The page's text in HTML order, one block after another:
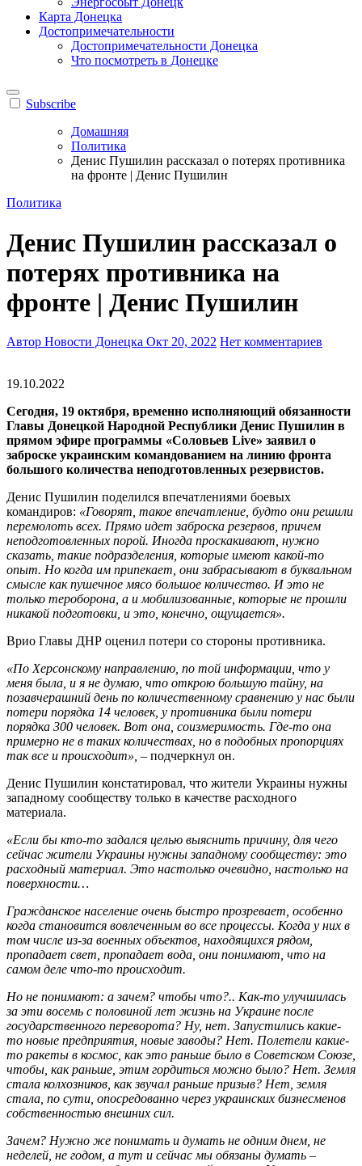
Карта Донецка
Достопримечательности
Достопримечательности Донецка
Что посмотреть в Донецке
Subscribe
Домашняя
Политика
Денис Пушилин рассказал о потерях противника
на фронте | Денис Пушилин
Политика
Денис Пушилин рассказал о
потерях противника на
фронте | Денис Пушилин
Автор Новости Донецка Окт 20, 2022 Нет комментариев
19.10.2022
Сегодня, 19 октября, временно исполняющий обязанности
Главы Донецкой Народной Республики Денис Пушилин в
прямом эфире программы «Соловьев Live» заявил о
заброске украинским командованием на линию фронта
большого количества неподготовленных резервистов.
Денис Пушилин поделился впечатлениями боевых
командиров: «Говорят, такое впечатление, будто они решили
перемолоть всех. Прямо идет заброска резервов, причем
неподготовленных порой. Иногда проскакивают, нужно
сказать, такие подразделения, которые имеют какой-то
опыт. Но когда им припекает, они забрасывают в буквальном
смысле как пушечное мясо большое количество. И это не
только тероборона, а и мобилизованные, которые не прошли
никакой подготовки, и это, конечно, ощущается».
Врио Главы ДНР оценил потери со стороны противника.
«По Херсонскому направлению, по той информации, что у
меня была, и я не думаю, что открою большую тайну, на
позавчерашний день по количественному сравнению у нас были
потери порядка 14 человек, у противника были потери
порядка 300 человек. Вот она, соизмеримость. Где-то она
примерно не в таких количествах, но в подобных пропорциях
так все и происходит», – подчеркнул он.
Денис Пушилин констатировал, что жители Украины нужны
западному сообществу только в качестве расходного
материала.
«Если бы кто-то задался целью выяснить причину, для чего
сейчас жители Украины нужны западному сообществу: это
расходный материал. Это настолько очевидно, настолько на
поверхности…
Гражданское население очень быстро прозревает, особенно
когда становится вовлеченным во все процессы. Когда у них в
том числе из-за военных объектов, находящихся рядом,
пропадает свет, пропадает вода, они понимают, что на
самом деле что-то происходит.
Но не понимают: а зачем? чтобы что?.. Как-то улучшилась
за эти восемь с половиной лет жизнь на Украине после
государственного переворота? Ну, нет. Запустились какие-
то новые предприятия, новые заводы? Нет. Полетели какие-
то ракеты в космос, как это раньше было в Советском Союзе,
чтобы, как раньше, этим гордиться можно было? Нет. Земля
стала колхозников, как звучал раньше призыв? Нет, земля
стала, по сути, опосредованно через украинских бизнесменов
собственностью внешних сил.
Зачем? Нужно же понимать и думать не одним днем, не
неделей, не годом, а тут и сейчас мы обязаны думать –